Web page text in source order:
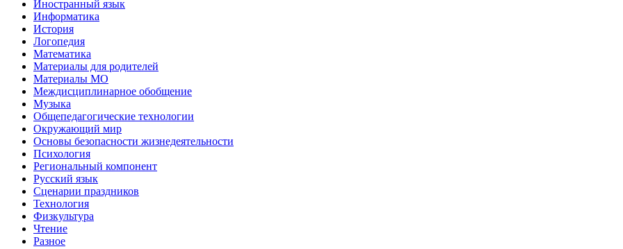
Иностранный язык
Информатика
История
Логопедия
Математика
Материалы для родителей
Материалы МО
Междисциплинарное обобщение
Музыка
Общепедагогические технологии
Окружающий мир
Основы безопасности жизнедеятельности
Психология
Региональный компонент
Русский язык
Сценарии праздников
Технология
Физкультура
Чтение
Разное